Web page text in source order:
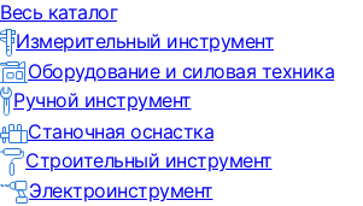
Весь каталог
Измерительный инструмент
Оборудование и силовая техника
Ручной инструмент
Станочная оснастка
Строительный инструмент
Электроинструмент